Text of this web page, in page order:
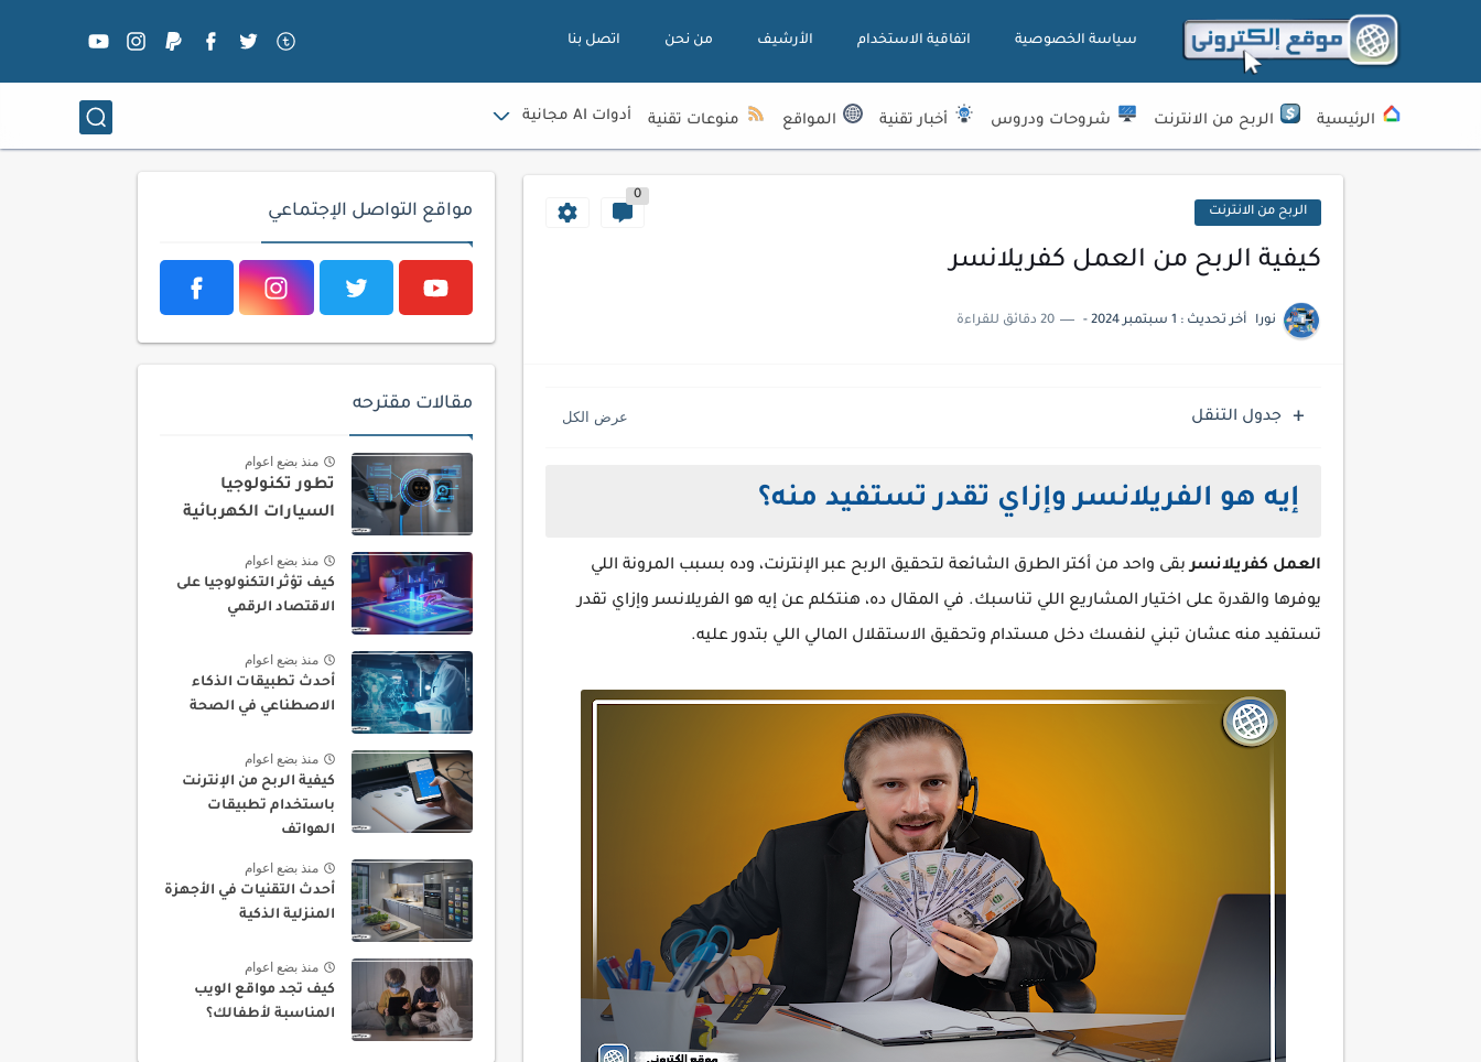
سياسة الخصوصية اتفاقية الاستخدام الأرشيف من نحن اتصل بنا
الرئيسية الربح من الانترنت شروحات ودروس أخبار تقنية المواقع منوعات تقنية أدوات AI مجانية
الربح من الانترنت
0
كيفية الربح من العمل كفريلانسر
نورا أخر تحديث : 1 سبتمبر 2024 - 20 دقائق للقراءة
جدول التنقل
إيه هو الفريلانسر وإزاي تقدر تستفيد منه؟
العمل كفريلانسربقى واحد من أكتر الطرق الشائعة لتحقيق الربح عبر الإنترنت، وده بسبب المرونة اللي
يوفرها والقدرة على اختيار المشاريع اللي تناسبك. في المقال ده، هنتكلم عن إيه هو الفريلانسر وإزاي تقدر
تستفيد منه عشان تبني لنفسك دخل مستدام وتحقيق الاستقلال المالي اللي بتدور عليه.
مواقع التواصل الإجتماعي
مقالات مقترحه
منذ بضع اعوام
تطور تكنولوجيا
السيارات الكهربائية
منذ بضع اعوام
كيف تؤثر التكنولوجيا على
الاقتصاد الرقمي
منذ بضع اعوام
أحدث تطبيقات الذكاء
الاصطناعي في الصحة
منذ بضع اعوام
كيفية الربح من الإنترنت
باستخدام تطبيقات
الهواتف
منذ بضع اعوام
أحدث التقنيات في الأجهزة
المنزلية الذكية
منذ بضع اعوام
كيف تجد مواقع الويب
المناسبة لأطفالك؟